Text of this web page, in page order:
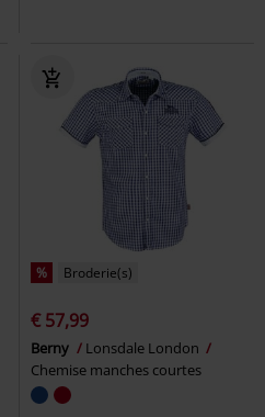
% Broderie(s)
€ 57,99
Berny
Lonsdale London
Chemise manches courtes